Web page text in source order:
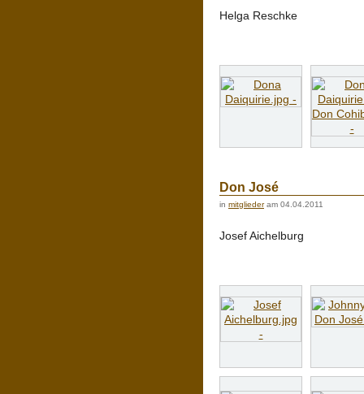
Helga Reschke
Don José
in mitgliederam 04.04.2011
Josef Aichelburg